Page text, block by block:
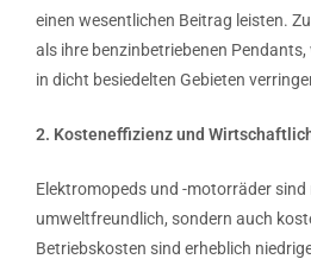
einen wesentlichen Beitrag leisten.
als ihre benzinbetriebenen
in dicht besiedelten Gebieten
2. Kosteneffizienz und
Elektromopeds und -motorräder
umweltfreundlich, sondern auch
Betriebskosten sind erheblich